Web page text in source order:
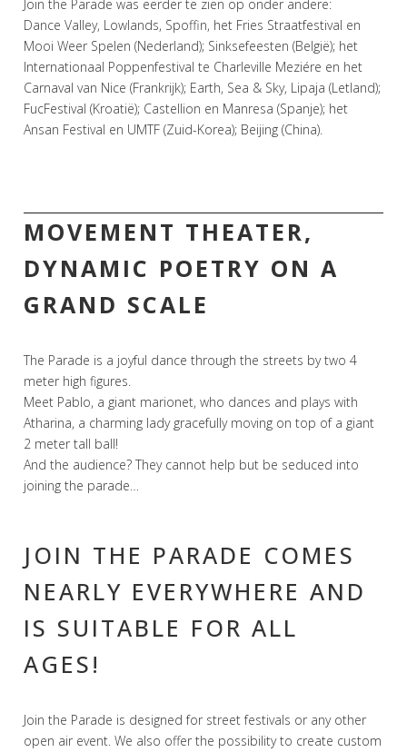
MOVEMENT THEATER,
DYNAMIC POETRY ON A
GRAND SCALE
The Parade is a joyful dance through the streets by two 4
meter high figures.
Meet Pablo, a giant marionet, who dances and plays with
Atharina, a charming lady gracefully moving on top of a giant
2 meter tall ball!
And the audience? They cannot help but be seduced into
joining the parade…
JOIN THE PARADE COMES
NEARLY EVERYWHERE AND
IS SUITABLE FOR ALL
AGES!
Join the Parade is designed for street festivals or any other
open air event. We also offer the possibility to create custom
Join the Parade was eerder te zien op onder andere:
Dance Valley, Lowlands, Spoffin, het Fries Straatfestival en
Mooi Weer Spelen (Nederland); Sinksefeesten (België); het
Internationaal Poppenfestival te Charleville Meziére en het
Carnaval van Nice (Frankrijk); Earth, Sea & Sky, Lipaja (Letland);
FucFestival (Kroatië); Castellion en Manresa (Spanje); het
Ansan Festival en UMTF (Zuid-Korea); Beijing (China).